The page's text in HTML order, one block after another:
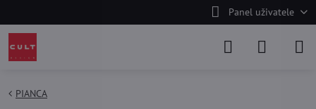
Panel uživatele
PIANCA